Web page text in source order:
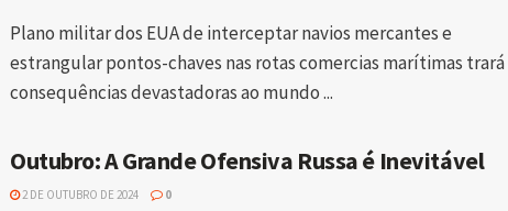
Plano militar dos EUA de interceptar navios mercantes e
estrangular pontos-chaves nas rotas comercias marítimas trará
consequências devastadoras ao mundo ...
Outubro: A Grande Ofensiva Russa é Inevitável
2 DE OUTUBRO DE 2024 0